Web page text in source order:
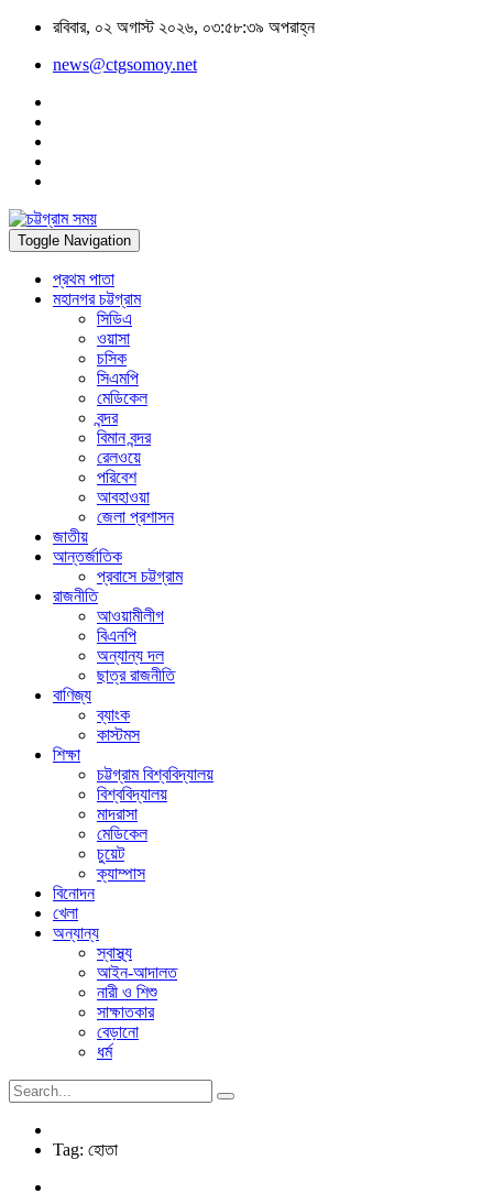
রবিবার, ০২ অগাস্ট ২০২৬, ০৩:৫৮:৩৯ অপরাহ্ন
news@ctgsomoy.net
Toggle Navigation
প্রথম পাতা
মহানগর চট্টগ্রাম
সিডিএ
ওয়াসা
চসিক
সিএমপি
মেডিকেল
বন্দর
বিমান বন্দর
রেলওয়ে
পরিবেশ
আবহাওয়া
জেলা প্রশাসন
জাতীয়
আন্তর্জাতিক
প্রবাসে চট্টগ্রাম
রাজনীতি
আওয়ামীলীগ
বিএনপি
অন্যান্য দল
ছাত্র রাজনীতি
বাণিজ্য
ব্যাংক
কাস্টমস
শিক্ষা
চট্টগ্রাম বিশ্ববিদ্যালয়
বিশ্ববিদ্যালয়
মাদরাসা
মেডিকেল
চুয়েট
ক্যাম্পাস
বিনোদন
খেলা
অন্যান্য
স্বাস্থ্য
আইন-আদালত
নারী ও শিশু
সাক্ষাতকার
বেড়ানো
ধর্ম
Tag: হোতা